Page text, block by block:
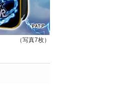
（写真7枚）